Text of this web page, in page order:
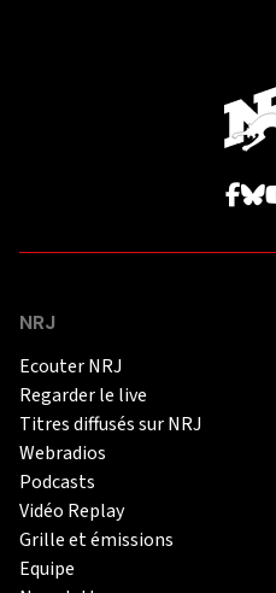
NRJ
Ecouter NRJ
Regarder le live
Titres diffusés sur NRJ
Webradios
Podcasts
Vidéo Replay
Grille et émissions
Equipe